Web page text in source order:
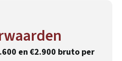
en €2.900 bruto per